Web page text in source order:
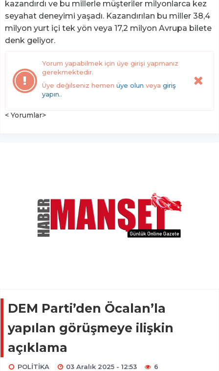
kazandırdı ve bu millerle müşteriler milyonlarca kez
seyahat deneyimi yaşadı. Kazandırılan bu miller 38,4
milyon yurt içi tek yön veya 17,2 milyon Avrupa bilete
denk geliyor.
Yorum yapabilmek için üye girişi yapmanız
gerekmektedir.
Üye değilseniz hemen üye olun veya giriş
yapın..
< Yorumlar>
DEM Parti’den Öcalan’la
yapılan görüşmeye ilişkin
açıklama
POLİTİKA 03 Aralık 2025 - 12:53 6